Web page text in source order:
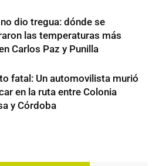
dio tregua: dónde se
las temperaturas más
Carlos Paz y Punilla
fatal: Un automovilista murió
en la ruta entre Colonia
y Córdoba